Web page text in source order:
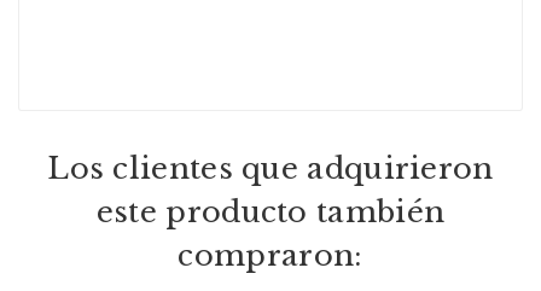
Los clientes que adquirieron
este producto también
compraron: